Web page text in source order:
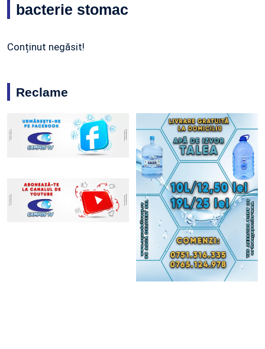
bacterie stomac
Conținut negăsit!
Reclame